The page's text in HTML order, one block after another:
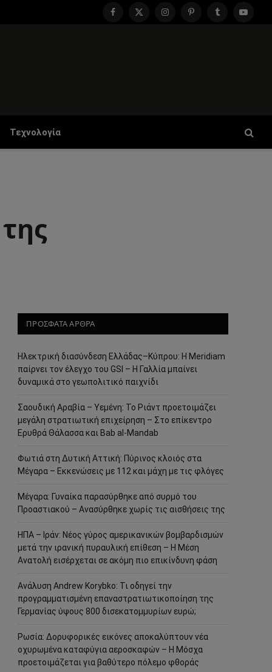
Facebook
X
InstagramPinterestTumblr
Τεχνολογία
ΠΡΟΣΦΑΤΑ ΑΡΘΡΑ
Ηλεκτρική διασύνδεση Ελλάδας–Κύπρου: Η Meridiam
παίρνει τον έλεγχο του GSI – Η Γαλλία μπαίνει
δυναμικά στο γεωπολιτικό παιχνίδι
Σαουδική Αραβία – Υεμένη: Το Ριάντ προετοιμάζει
μεγάλη στρατιωτική επιχείρηση – Στο επίκεντρο
Ερυθρά Θάλασσα και Bab al-Mandab
Φωτιά στη Δυτική Αττική: Πύρινος κλοιός στα
Μέγαρα – Εκκενώσεις με 112 και μάχη με τις φλόγες
Μέγαρα: Γυναίκα παρασύρθηκε από συρμό του
Προαστιακού – Ανασύρθηκε χωρίς τις αισθήσεις της
ΗΠΑ – Ιράν: Νέος γύρος αμερικανικών βομβαρδισμών
μετά την ιρανική πυραυλική επίθεση – Η Μέση
Ανατολή εισέρχεται σε ακόμη πιο επικίνδυνη φάση
Ανάλυση Andrew Korybko: Τι οδηγεί την
προγραμματισμένη επαναστρατιωτικοποίηση της
Γερμανίας ύψους 800 δισεκατομμυρίων ευρώ;
Ρωσία: Δορυφορικές εικόνες αποκαλύπτουν νέα
οχυρωμένα καταφύγια αεροσκαφών – Η Μόσχα
προετοιμάζεται για βαθύτερο πόλεμο φθοράς